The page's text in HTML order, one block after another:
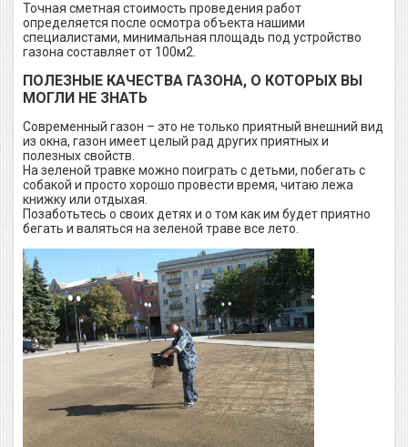
Точная сметная стоимость проведения работ
определяется после осмотра объекта нашими
специалистами, минимальная площадь под устройство
газона составляет от 100м2.
ПОЛЕЗНЫЕ КАЧЕСТВА ГАЗОНА, О КОТОРЫХ ВЫ
МОГЛИ НЕ ЗНАТЬ
Современный газон – это не только приятный внешний вид
из окна, газон имеет целый рад других приятных и
полезных свойств.
На зеленой травке можно поиграть с детьми, побегать с
собакой и просто хорошо провести время, читаю лежа
книжку или отдыхая.
Позаботьтесь о своих детях и о том как им будет приятно
бегать и валяться на зеленой траве все лето.